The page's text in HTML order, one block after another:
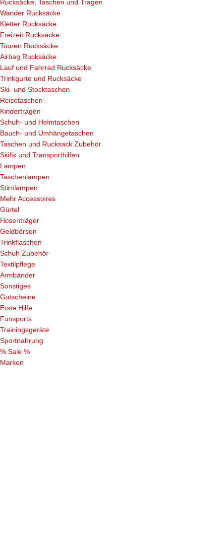
Rucksäcke, Taschen und Tragen
Wander Rucksäcke
Kletter Rucksäcke
Freizeit Rucksäcke
Touren Rucksäcke
Airbag Rucksäcke
Lauf und Fahrrad Rucksäcke
Trinkgurte und Rucksäcke
Ski- und Stocktaschen
Reisetaschen
Kindertragen
Schuh- und Helmtaschen
Bauch- und Umhängetaschen
Taschen und Rucksack Zubehör
Skifix und Transporthilfen
Lampen
Taschenlampen
Stirnlampen
Mehr Accessoires
Gürtel
Hosenträger
Geldbörsen
Trinkflaschen
Schuh Zubehör
Textilpflege
Armbänder
Sonstiges
Gutscheine
Erste Hilfe
Funsports
Trainingsgeräte
Sportnahrung
% Sale %
Marken